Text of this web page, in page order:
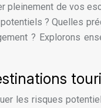
de vos
potentiels ? Quelles
? Explorons
les risques